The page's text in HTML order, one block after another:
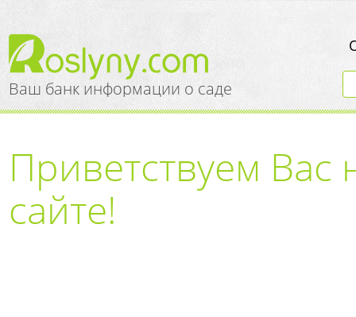
Ваш банк информации о саде
Приветствуем
сайте!